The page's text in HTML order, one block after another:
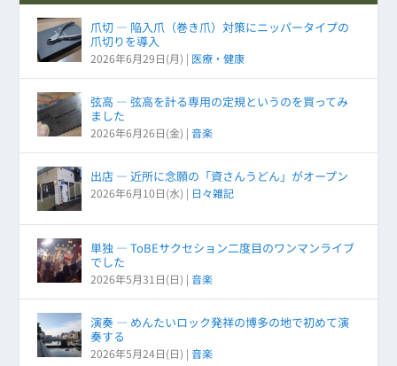
爪切 ― 陥入爪（巻き爪）対策にニッパータイプの
爪切りを導入
2026年6月29日(月) | 医療・健康
弦高 ― 弦高を計る専用の定規というのを買ってみ
ました
2026年6月26日(金) |音楽
出店 ― 近所に念願の「資さんうどん」がオープン
2026年6月10日(水) | 日々雑記
単独 ― ToBEサクセション二度目のワンマンライブ
でした
2026年5月31日(日) |音楽
演奏 ― めんたいロック発祥の博多の地で初めて演
奏する
2026年5月24日(日) |音楽